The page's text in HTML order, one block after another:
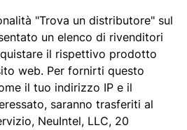
"Trova un distributore" sul
un elenco di rivenditori
il rispettivo prodotto
web. Per fornirti questo
il tuo indirizzo IP e il
saranno trasferiti al
NeuIntel, LLC, 20